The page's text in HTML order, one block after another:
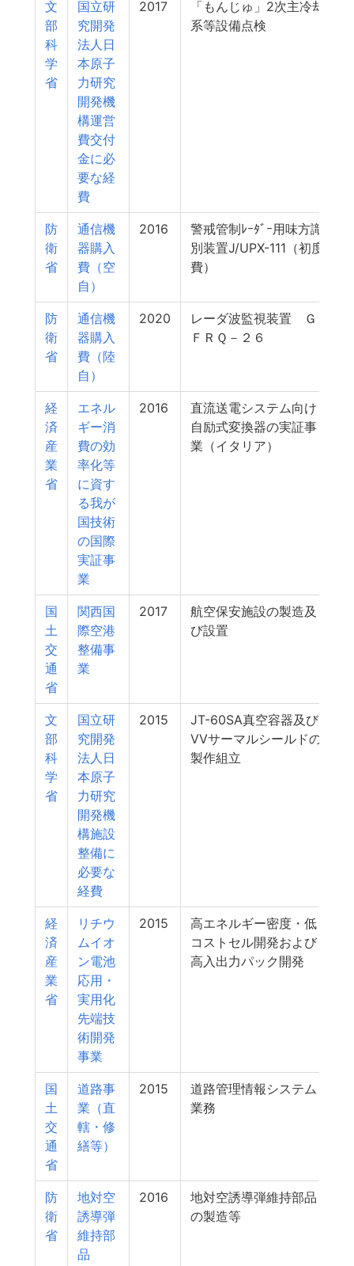
文
部
科
学
省
国立研
究開発
法人日
本原子
力研究
開発機
構運営
費交付
金に必
要な経
費
2017
「もんじゅ」2次主冷却
系等設備点検
防
衛
省
通信機
器購入
費（空
自）
2016
警戒管制ﾚｰﾀﾞｰ用味方識
別装置J/UPX-111（初度
費）
防
衛
省
通信機
器購入
費（陸
自）
2020
レーダ波監視装置 Ｇ
ＦＲＱ－２６
経
済
産
業
省
エネル
ギー消
費の効
率化等
に資す
る我が
国技術
の国際
実証事
業
2016
直流送電システム向け
自励式変換器の実証事
業（イタリア）
国
土
交
通
省
関西国
際空港
整備事
業
2017
航空保安施設の製造及
び設置
文
部
科
学
省
国立研
究開発
法人日
本原子
力研究
開発機
構施設
整備に
必要な
経費
2015
JT-60SA真空容器及び
VVサーマルシールドの
製作組立
経
済
産
業
省
リチウ
ムイオ
ン電池
応用・
実用化
先端技
術開発
事業
2015
高エネルギー密度・低
コストセル開発および
高入出力パック開発
国
土
交
通
省
道路事
業（直
轄・修
繕等）
2015
道路管理情報システム
業務
防
衛
省
地対空
誘導弾
維持部
品
2016
地対空誘導弾維持部品
の製造等